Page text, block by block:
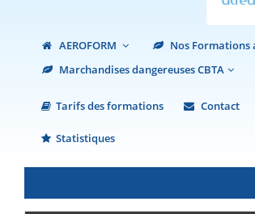
AEROFORM Nos
Marchandises dangereuses CBTA
Tarifs des formations Contact
Statistiques